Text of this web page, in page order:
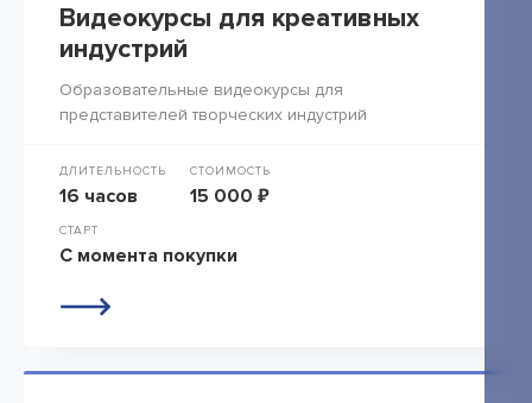
Видеокурсы для креативных
индустрий
Образовательные видеокурсы для
представителей творческих индустрий
ДЛИТЕЛЬНОСТЬ
16 часов
СТОИМОСТЬ
15 000 ₽
СТАРТ
С момента покупки